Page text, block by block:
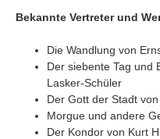
Bekannte Vertreter und
Die Wandlung von
Der siebente Tag und
Lasker-Schüler
Der Gott der Stadt
Morgue und andere
Der Kondor von Kurt